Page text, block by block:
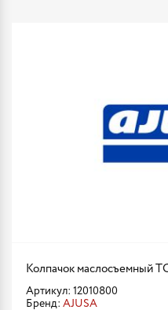
Колпачок маслосъемный
Артикул: 12010800
Бренд: AJUSA